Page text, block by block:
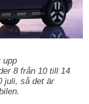
upp
8 från 10 till 14
juli, så det är